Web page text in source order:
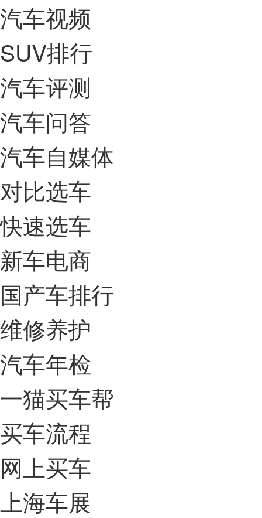
汽车视频
SUV排行
汽车评测
汽车问答
汽车自媒体
对比选车
快速选车
新车电商
国产车排行
维修养护
汽车年检
一猫买车帮
买车流程
网上买车
上海车展